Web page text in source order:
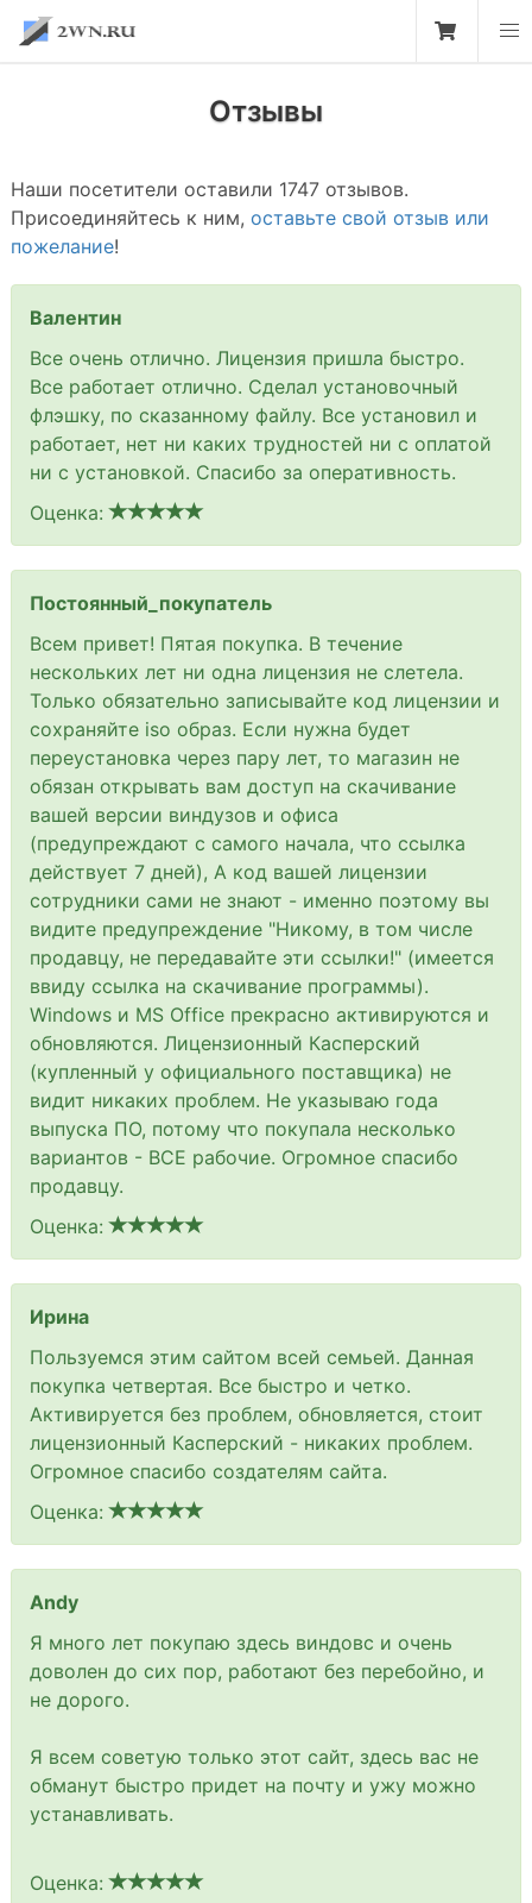
Отзывы
Наши посетители оставили 1747 отзывов.
Присоединяйтесь к ним, оставьте свой отзыв или
пожелание!
Валентин
Все очень отлично. Лицензия пришла быстро.
Все работает отлично. Сделал установочный
флэшку, по сказанному файлу. Все установил и
работает, нет ни каких трудностей ни с оплатой
ни с установкой. Спасибо за оперативность.
Оценка:
Постоянный_покупатель
Всем привет! Пятая покупка. В течение
нескольких лет ни одна лицензия не слетела.
Только обязательно записывайте код лицензии и
сохраняйте iso образ. Если нужна будет
переустановка через пару лет, то магазин не
обязан открывать вам доступ на скачивание
вашей версии виндузов и офиса
(предупреждают с самого начала, что ссылка
действует 7 дней), А код вашей лицензии
сотрудники сами не знают - именно поэтому вы
видите предупреждение "Никому, в том числе
продавцу, не передавайте эти ссылки!" (имеется
ввиду ссылка на скачивание программы).
Windows и MS Office прекрасно активируются и
обновляются. Лицензионный Касперский
(купленный у официального поставщика) не
видит никаких проблем. Не указываю года
выпуска ПО, потому что покупала несколько
вариантов - ВСЕ рабочие. Огромное спасибо
продавцу.
Оценка:
Ирина
Пользуемся этим сайтом всей семьей. Данная
покупка четвертая. Все быстро и четко.
Активируется без проблем, обновляется, стоит
лицензионный Касперский - никаких проблем.
Огромное спасибо создателям сайта.
Оценка:
Andy
Я много лет покупаю здесь виндовс и очень
доволен до сих пор, работают без перебойно, и
не дорого.
Я всем советую только этот сайт, здесь вас не
обманут быстро придет на почту и ужу можно
устанавливать.
Оценка: